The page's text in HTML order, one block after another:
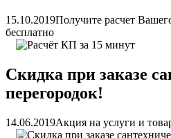
15.10.2019Получите расчет
бесплатно
Скидка при заказе
перегородок!
14.06.2019Акция на услуги и